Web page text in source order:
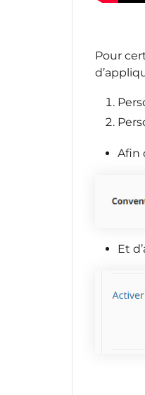
Pour
Afin
Et